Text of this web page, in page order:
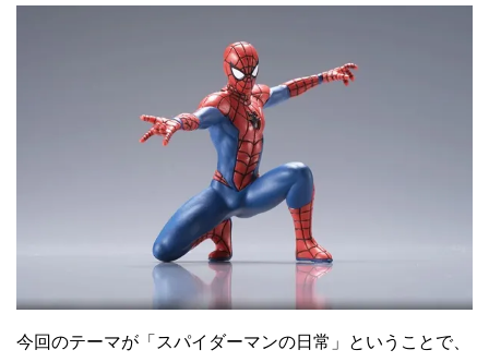
今回のテーマが「スパイダーマンの日常」ということで、